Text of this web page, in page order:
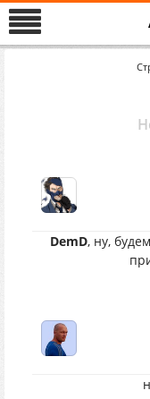
DemD, ну,